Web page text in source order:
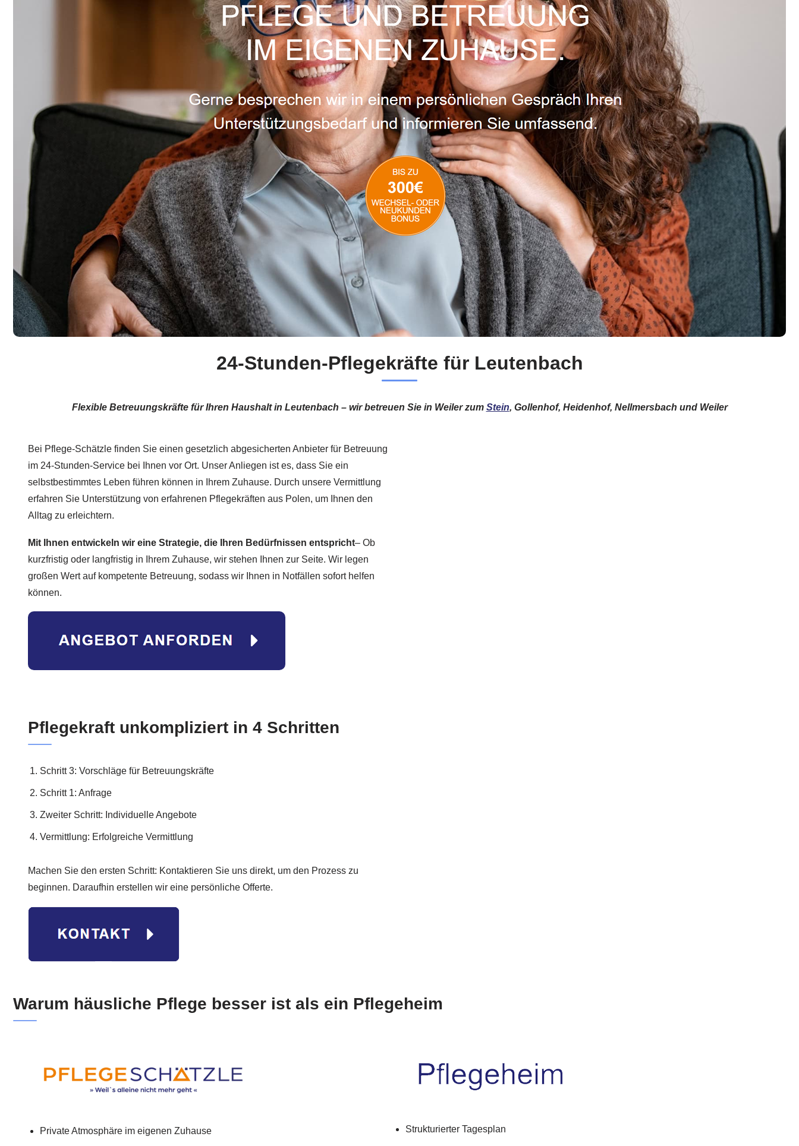
24-Stunden-Pflegekräfte für Leutenbach
Flexible Betreuungskräfte für Ihren Haushalt in Leutenbach – wir betreuen Sie in Weiler zum Stein, Gollenhof, Heidenhof, Nellmersbach und Weiler
Bei Pflege-Schätzle finden Sie einen gesetzlich abgesicherten Anbieter für Betreuung
im 24-Stunden-Service bei Ihnen vor Ort. Unser Anliegen ist es, dass Sie ein
selbstbestimmtes Leben führen können in Ihrem Zuhause. Durch unsere Vermittlung
erfahren Sie Unterstützung von erfahrenen Pflegekräften aus Polen, um Ihnen den
Alltag zu erleichtern.
Mit Ihnen entwickeln wir eine Strategie, die Ihren Bedürfnissen entspricht– Ob
kurzfristig oder langfristig in Ihrem Zuhause, wir stehen Ihnen zur Seite. Wir legen
großen Wert auf kompetente Betreuung, sodass wir Ihnen in Notfällen sofort helfen
können.
Pflegekraft unkompliziert in 4 Schritten
Schritt 3: Vorschläge für Betreuungskräfte
Schritt 1: Anfrage
Zweiter Schritt: Individuelle Angebote
Vermittlung: Erfolgreiche Vermittlung
Machen Sie den ersten Schritt: Kontaktieren Sie uns direkt, um den Prozess zu
beginnen. Daraufhin erstellen wir eine persönliche Offerte.
Warum häusliche Pflege besser ist als ein Pflegeheim
Private Atmosphäre im eigenen Zuhause Strukturierter Tagesplan